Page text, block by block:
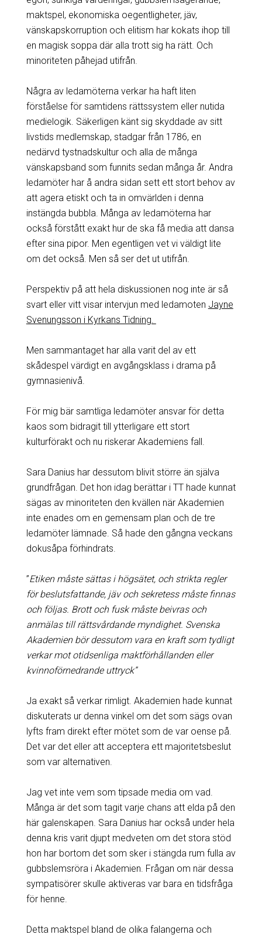
maktspel, ekonomiska oegentligheter, jäv,
vänskapskorruption och elitism har kokats ihop till
en magisk soppa där alla trott sig ha rätt. Och
minoriteten påhejad utifrån.
Några av ledamöterna verkar ha haft liten
förståelse för samtidens rättssystem eller nutida
medielogik. Säkerligen känt sig skyddade av sitt
livstids medlemskap, stadgar från 1786, en
nedärvd tystnadskultur och alla de många
vänskapsband som funnits sedan många år. Andra
ledamöter har å andra sidan sett ett stort behov av
att agera etiskt och ta in omvärlden i denna
instängda bubbla. Många av ledamöterna har
också förstått exakt hur de ska få media att dansa
efter sina pipor. Men egentligen vet vi väldigt lite
om det också. Men så ser det ut utifrån.
Perspektiv på att hela diskussionen nog inte är så
svart eller vitt visar intervjun med ledamoten Jayne
Svenungsson i Kyrkans Tidning.
Men sammantaget har alla varit del av ett
skådespel värdigt en avgångsklass i drama på
gymnasienivå.
För mig bär samtliga ledamöter ansvar för detta
kaos som bidragit till ytterligare ett stort
kulturförakt och nu riskerar Akademiens fall.
Sara Danius har dessutom blivit större än själva
grundfrågan. Det hon idag berättar i TT hade kunnat
sägas av minoriteten den kvällen när Akademien
inte enades om en gemensam plan och de tre
ledamöter lämnade. Så hade den gångna veckans
dokusåpa förhindrats.
”Etiken måste sättas i högsätet, och strikta regler
för beslutsfattande, jäv och sekretess måste finnas
och följas. Brott och fusk måste beivras och
anmälas till rättsvårdande myndighet. Svenska
Akademien bör dessutom vara en kraft som tydligt
verkar mot otidsenliga maktförhållanden eller
kvinnoförnedrande uttryck”
Ja exakt så verkar rimligt. Akademien hade kunnat
diskuterats ur denna vinkel om det som sägs ovan
lyfts fram direkt efter mötet som de var oense på.
Det var det eller att acceptera ett majoritetsbeslut
som var alternativen.
Jag vet inte vem som tipsade media om vad.
Många är det som tagit varje chans att elda på den
här galenskapen. Sara Danius har också under hela
denna kris varit djupt medveten om det stora stöd
hon har bortom det som sker i stängda rum fulla av
gubbslemsröra i Akademien. Frågan om när dessa
sympatisörer skulle aktiveras var bara en tidsfråga
för henne.
Detta maktspel bland de olika falangerna och